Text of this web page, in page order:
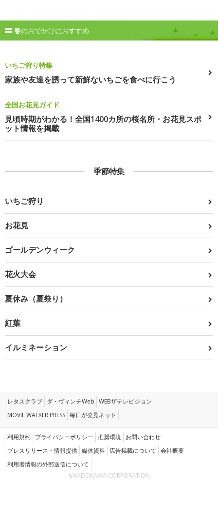
春のおでかけにおすすめ
いちご狩り特集
家族や友達を誘って新鮮ないちごを食べに行こう
全国お花見ガイド
見頃時期がわかる！全国1400カ所の桜名所・お花見スポ
ット情報を掲載
季節特集
いちご狩り
お花見
ゴールデンウィーク
花火大会
夏休み（夏祭り）
紅葉
イルミネーション
レタスクラブ ダ・ヴィンチWeb WEBザテレビジョン
MOVIE WALKER PRESS 毎日が発見ネット
利用規約 プライバシーポリシー 推奨環境 お問い合わせ
プレスリリース・情報提供 媒体資料 広告掲載について 会社概要
利用者情報の外部送信について
©KADOKAWA CORPORATION